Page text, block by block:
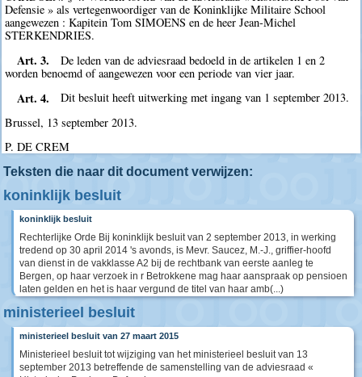
Defensie » als vertegenwoordiger van de Koninklijke Militaire School
aangewezen : Kapitein Tom SIMOENS en de heer Jean-Michel
STERKENDRIES.
Art. 3.
De leden van de adviesraad bedoeld in de artikelen 1 en 2
worden benoemd of aangewezen voor een periode van vier jaar.
Art. 4.
Dit besluit heeft uitwerking met ingang van 1 september 2013.
Brussel, 13 september 2013.
P. DE CREM
Teksten die naar dit document verwijzen:
koninklijk besluit
koninklijk besluit
Rechterlijke Orde Bij koninklijk besluit van 2 september 2013, in werking
tredend op 30 april 2014 's avonds, is Mevr. Saucez, M.-J., griffier-hoofd
van dienst in de vakklasse A2 bij de rechtbank van eerste aanleg te
Bergen, op haar verzoek in r Betrokkene mag haar aanspraak op pensioen
laten gelden en het is haar vergund de titel van haar amb(...)
ministerieel besluit
ministerieel besluit van 27 maart 2015
Ministerieel besluit tot wijziging van het ministerieel besluit van 13
september 2013 betreffende de samenstelling van de adviesraad «